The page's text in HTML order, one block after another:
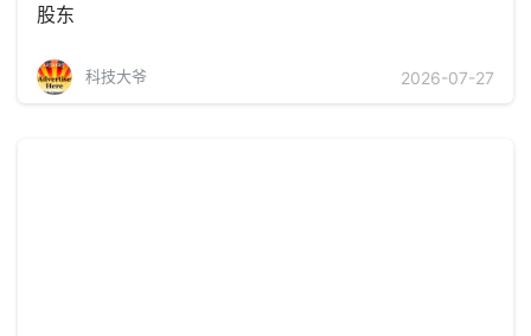
股东
科技大爷 2026-07-27